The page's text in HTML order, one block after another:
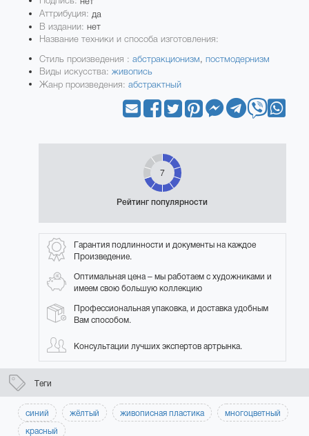
Аттрибуция: да
В издании:нет
Название техники и способа изготовления:
Стиль произведения : абстракционизм,постмодернизм
Виды искусства:живопись
Жанр произведения: абстрактный
7
Рейтинг популярности
Гарантия подлинности и документы на каждое
Произведение.
Оптимальная цена – мы работаем с художниками и
имеем свою большую коллекцию
Профессиональная упаковка, и доставка удобным
Вам способом.
Консультации лучших экспертов артрынка.
Теги
синий жёлтый живописная пластика
многоцветный
красный